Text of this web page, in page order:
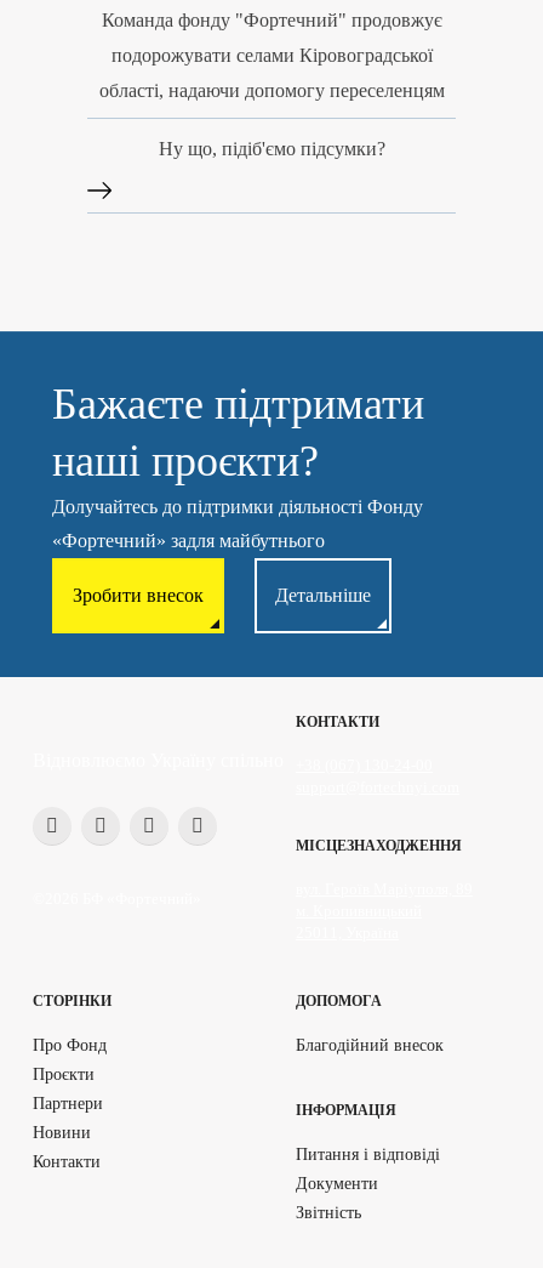
Команда фонду "Фортечний" продовжує
подорожувати селами Кіровоградської
області, надаючи допомогу переселенцям
Ну що, підіб'ємо підсумки?
Бажаєте підтримати
наші проєкти?
Долучайтесь до підтримки діяльності Фонду
«Фортечний» задля майбутнього
Зробити внесок Детальніше
КОНТАКТИ
МІСЦЕЗНАХОДЖЕННЯ
СТОРІНКИ
Про Фонд
Проєкти
Партнери
Новини
Контакти
ДОПОМОГА
Благодійний внесок
ІНФОРМАЦІЯ
Питання і відповіді
Документи
Звітність